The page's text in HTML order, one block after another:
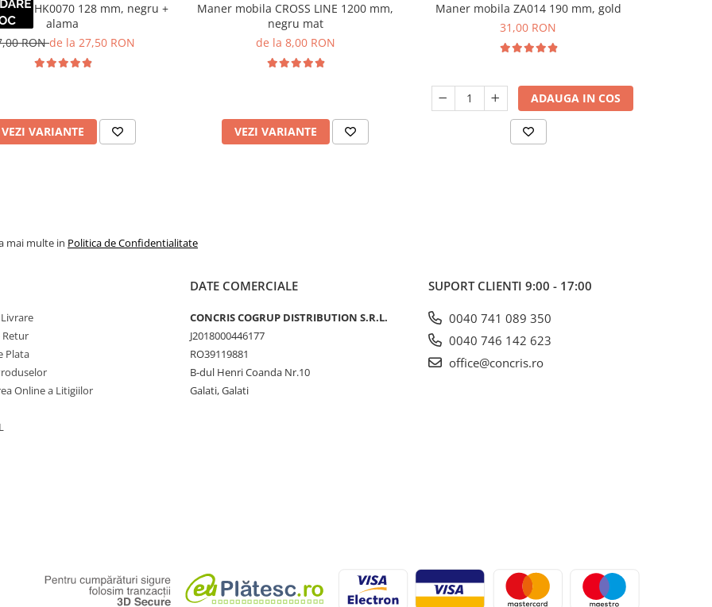
HK0070 128 mm, negru +
alama
RONde la 27,50 RON
VEZI VARIANTE
Maner mobila CROSS LINE 1200 mm,
negru mat
de la 8,00 RON
VEZI VARIANTE
Maner mobila ZA014 190 mm, gold
31,00 RON
ADAUGA IN COS
mai multe in Politica de Confidentialitate
Retur
Plata
Online a Litigiilor
DATE COMERCIALE
CONCRIS COGRUP DISTRIBUTION S.R.L.
J2018000446177
RO39119881
B-dul Henri Coanda Nr.10
Galati, Galati
SUPORT CLIENTI 9:00 - 17:00
0040 741 089 350
0040 746 142 623
office@concris.ro